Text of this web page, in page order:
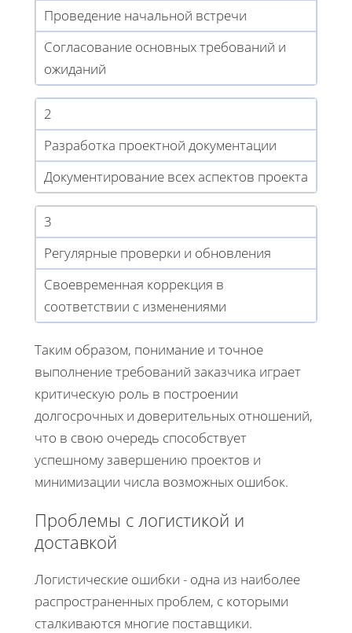
Проведение начальной встречи
Согласование основных требований и
ожиданий
2
Разработка проектной документации
Документирование всех аспектов проекта
3
Регулярные проверки и обновления
Своевременная коррекция в
соответствии с изменениями
Таким образом, понимание и точное
выполнение требований заказчика играет
критическую роль в построении
долгосрочных и доверительных отношений,
что в свою очередь способствует
успешному завершению проектов и
минимизации числа возможных ошибок.
Проблемы с логистикой и
доставкой
Логистические ошибки - одна из наиболее
распространенных проблем, с которыми
сталкиваются многие поставщики.